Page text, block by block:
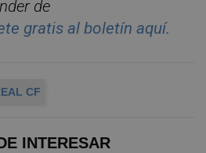
de
gratis al boletín aquí.
CF
INTERESAR